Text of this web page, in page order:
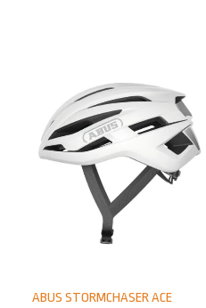
ABUS STORMCHASER ACE